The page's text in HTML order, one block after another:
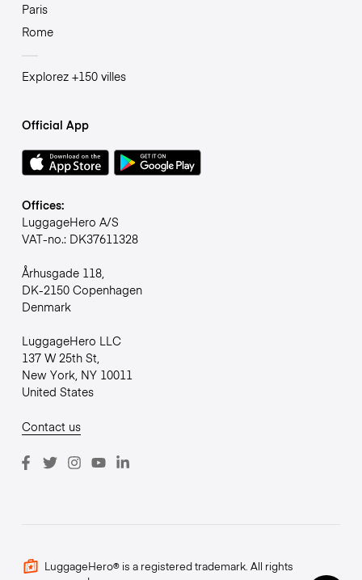
Paris
Rome
Explorez +150 villes
Official App
Offices:
LuggageHero A/S
VAT-no.: DK37611328
Århusgade 118,
DK-2150 Copenhagen
Denmark
LuggageHero LLC
137 W 25th St,
New York, NY 10011
United States
Contact us
LuggageHero® is a registered trademark. All rights